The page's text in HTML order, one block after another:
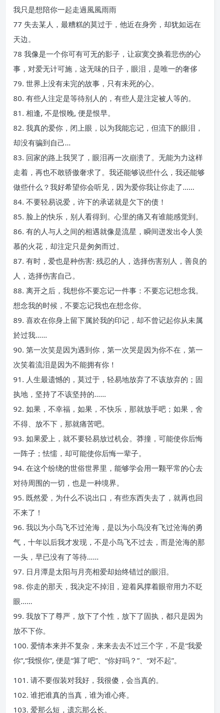
我只是想陪你一起走過風風雨雨
77 失去某人，最糟糕的莫过于，他近在身旁，却犹如远在
天边。
78 我像是一个你可有可无的影子，让寂寞交换着悲伤的心
事，对爱无计可施，这无味的日子，眼泪，是唯一的奢侈
79. 世界上没有未完的故事，只有未死的心。
80. 有些人注定是等待别人的，有些人是注定被人等的。
81. 相逢, 不是恨晚, 便是恨早。
82. 我真的爱你，闭上眼，以为我能忘记，但流下的眼泪，
却没有骗到自己…
83. 回家的路上我哭了，眼泪再一次崩溃了。无能为力这样
走着，再也不敢骄傲奢求了。我还能够说些什么，我还能够
做些什么？我好希望你会听见，因为爱你我让你走了……
84. 不要轻易说爱，许下的承诺就是欠下的债！
85. 脸上的快乐，别人看得到。心里的痛又有谁能感觉到。
86. 有的人与人之间的相遇就像是流星，瞬间迸发出令人羡
慕的火花，却注定只是匆匆而过。
87. 有时，爱也是种伤害: 残忍的人，选择伤害别人，善良的
人，选择伤害自己。
88. 离开之后，我想你不要忘记一件事：不要忘记想念我。
想念我的时候，不要忘记我也在想念你。
89. 喜欢在你身上留下属於我的印记，却不曾记起你从未属
於过我……
90. 第一次笑是因为遇到你，第一次哭是因为你不在，第一
次笑着流泪是因为不能拥有你！
91. 人生最遗憾的，莫过于，轻易地放弃了不该放弃的；固
执地，坚持了不该坚持的……
92. 如果，不幸福，如果，不快乐，那就放手吧；如果，舍
不得、放不下，那就痛苦吧。
93. 如果爱上，就不要轻易放过机会。莽撞，可能使你后悔
一阵子；怯懦，却可能使你后悔一辈子。
94. 在这个纷绕的世俗世界里，能够学会用一颗平常的心去
对待周围的一切，也是一种境界。
95. 既然爱，为什么不说出口，有些东西失去了，就再也回
不来了！
96. 我以为小鸟飞不过沧海，是以为小鸟没有飞过沧海的勇
气，十年以后我才发现，不是小鸟飞不过去，而是沧海的那
一头，早已没有了等待……
97. 日月潭是太阳与月亮相爱却始终错过的眼泪。
98. 你走的那天，我决定不掉泪，迎着风撑着眼帘用力不眨
眼……
99. 我放下了尊严，放下了个性，放下了固执，都只是因为
放不下你。
100. 爱情本来并不复杂，来来去去不过三个字，不是“我爱
你”,“我恨你”, 便是“算了吧”、“你好吗？”、“对不起”。
101. 请不要假装对我好，我很傻，会当真的。
102. 谁把谁真的当真，谁为谁心疼。
103. 爱那么短，遗忘那么长。